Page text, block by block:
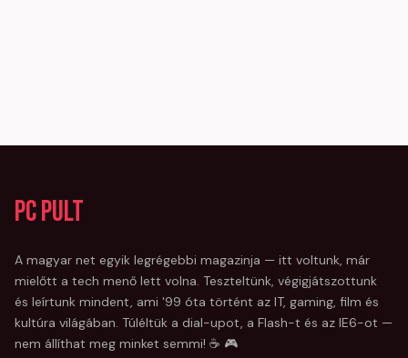
PC Pult
A magyar net egyik legrégebbi magazinja — itt voltunk, már
mielőtt a tech menő lett volna. Teszteltünk, végigjátszottunk
és leírtunk mindent, ami '99 óta történt az IT, gaming, film és
kultúra világában. Túléltük a dial-upot, a Flash-t és az IE6-ot —
nem állíthat meg minket semmi! ☕ 🎮